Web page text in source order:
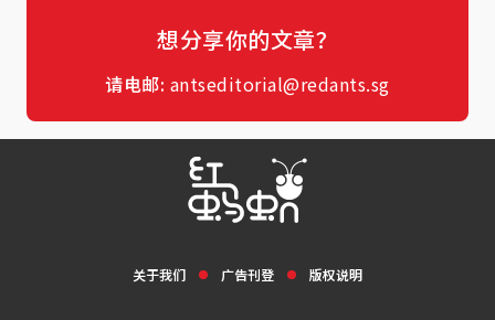
想分享你的文章？
请电邮: antseditorial@redants.sg
关于我们 广告刊登 版权说明